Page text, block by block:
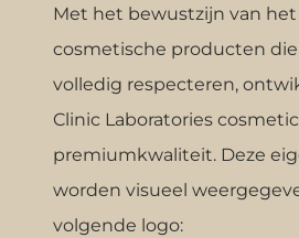
Met het bewustzijn van
cosmetische producten
volledig respecteren,
Clinic Laboratories
premiumkwaliteit. Deze
worden visueel
volgende logo: